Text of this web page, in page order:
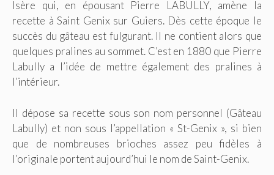
Isère qui, en épousant Pierre LABULLY, amène la
recette à Saint Genix sur Guiers. Dès cette époque le
succès du gâteau est fulgurant. Il ne contient alors que
quelques pralines au sommet. C’est en 1880 que Pierre
Labully a l’idée de mettre également des pralines à
l’intérieur.
Il dépose sa recette sous son nom personnel (Gâteau
Labully) et non sous l’appellation « St-Genix », si bien
que de nombreuses brioches assez peu fidèles à
l’originale portent aujourd’hui le nom de Saint-Genix.